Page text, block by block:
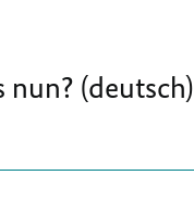
nun? (deutsch)